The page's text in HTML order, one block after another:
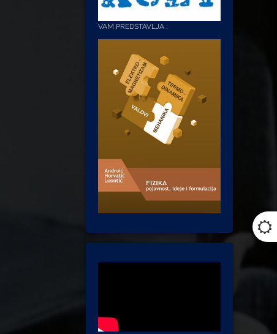
VAM PREDSTAVLJA :